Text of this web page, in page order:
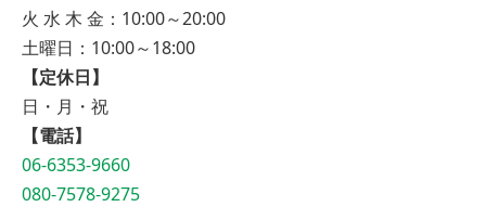
火 水 木 金：10:00～20:00
土曜日：10:00～18:00
【定休日】
日・月・祝
【電話】
06-6353-9660
080-7578-9275